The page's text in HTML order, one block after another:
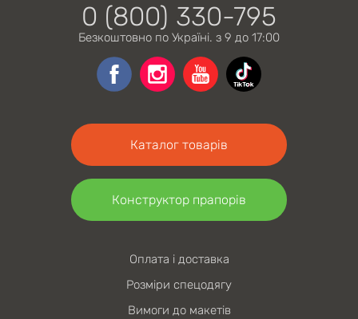
0 (800) 330-795
Безкоштовно по Україні. з 9 до 17:00
Каталог товарів
Конструктор прапорів
Оплата і доставка
Розміри спецодягу
Вимоги до макетів